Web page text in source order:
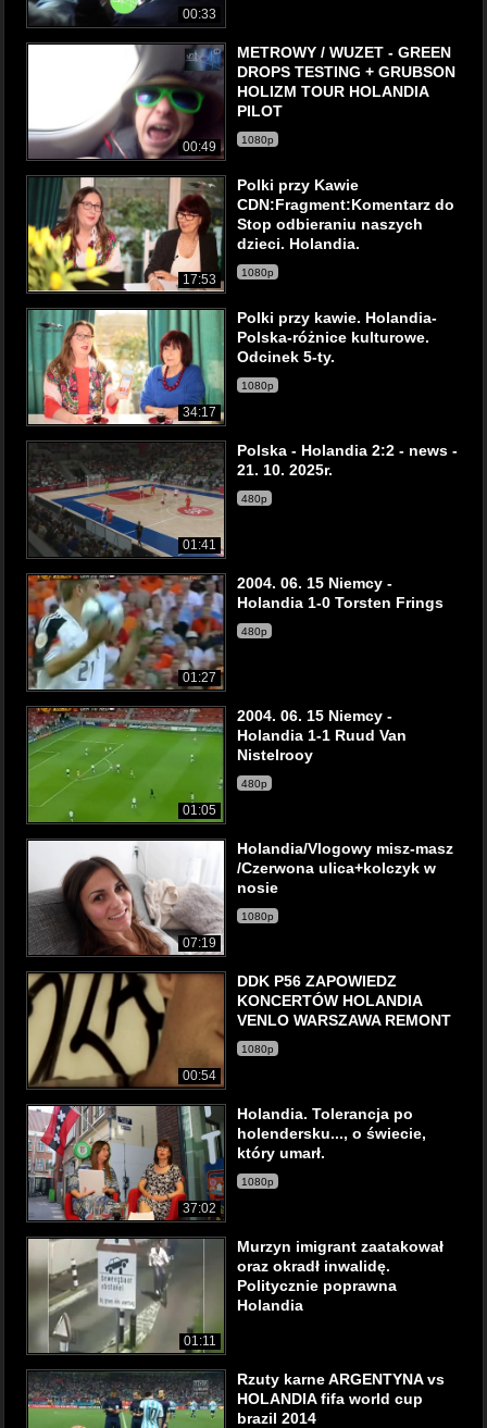
00:33
00:49
METROWY / WUZET - GREEN
DROPS TESTING + GRUBSON
HOLIZM TOUR HOLANDIA
PILOT
1080p
17:53
Polki przy Kawie
CDN:Fragment:Komentarz do
Stop odbieraniu naszych
dzieci. Holandia.
1080p
34:17
Polki przy kawie. Holandia-
Polska-różnice kulturowe.
Odcinek 5-ty.
1080p
01:41
Polska - Holandia 2:2 - news -
21. 10. 2025r.
480p
01:27
2004. 06. 15 Niemcy -
Holandia 1-0 Torsten Frings
480p
01:05
2004. 06. 15 Niemcy -
Holandia 1-1 Ruud Van
Nistelrooy
480p
07:19
Holandia/Vlogowy misz-masz
/Czerwona ulica+kolczyk w
nosie
1080p
00:54
DDK P56 ZAPOWIEDZ
KONCERTÓW HOLANDIA
VENLO WARSZAWA REMONT
1080p
37:02
Holandia. Tolerancja po
holendersku..., o świecie,
który umarł.
1080p
01:11
Murzyn imigrant zaatakował
oraz okradł inwalidę.
Politycznie poprawna
Holandia
Rzuty karne ARGENTYNA vs
HOLANDIA fifa world cup
brazil 2014